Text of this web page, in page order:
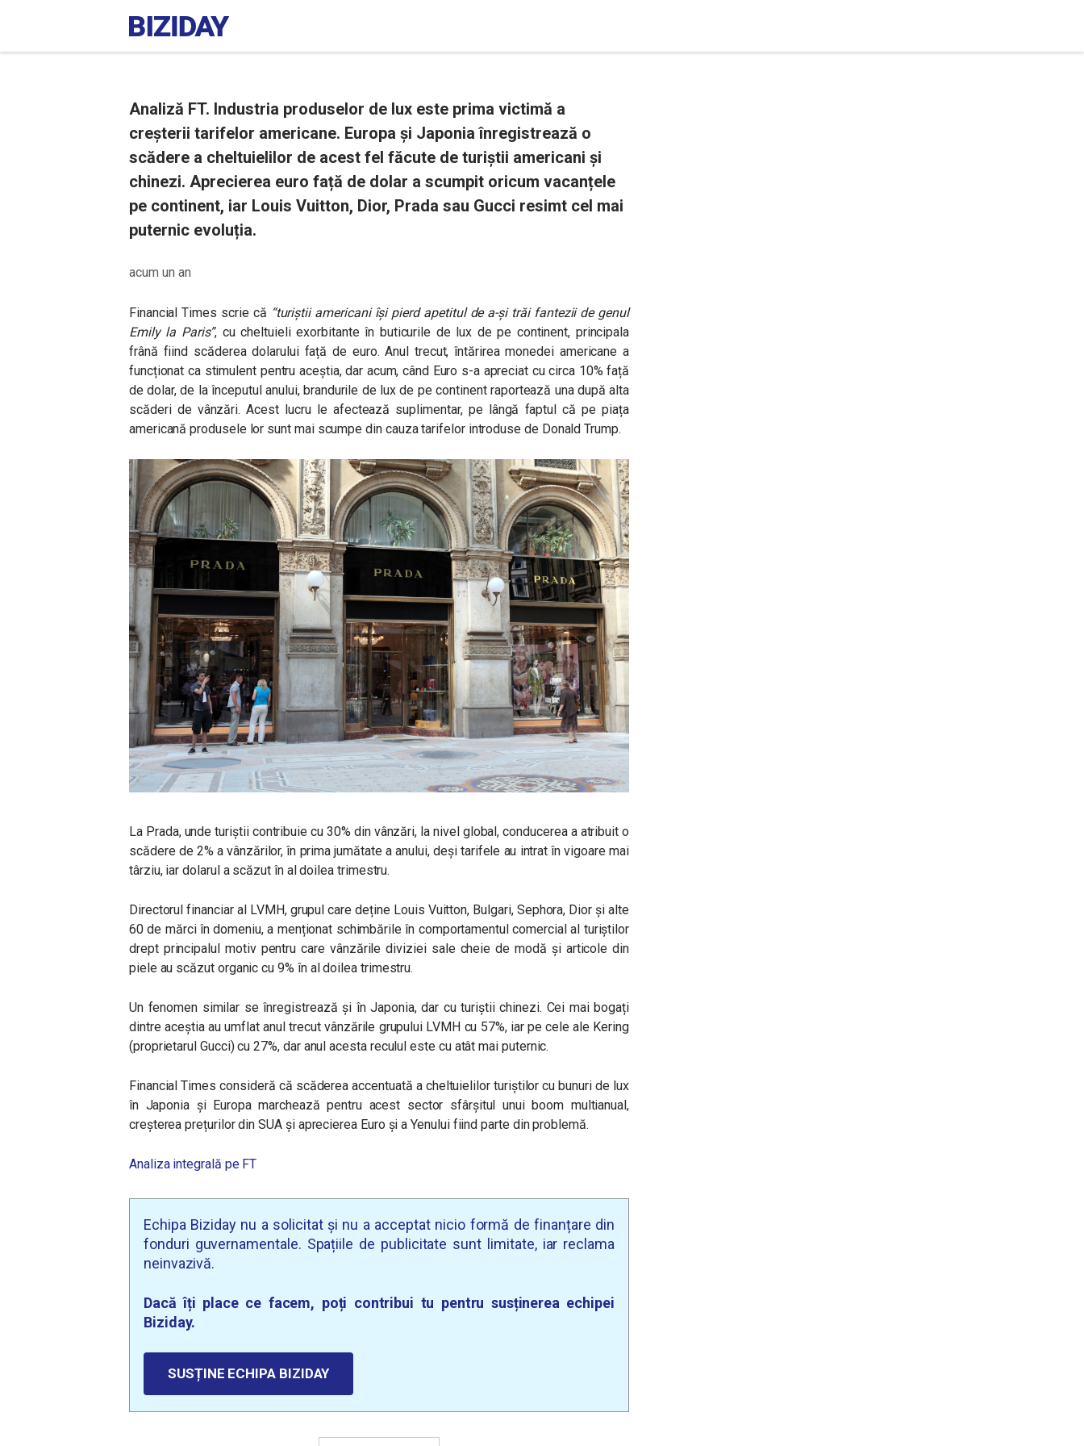
Analiză FT. Industria produselor de lux este prima victimă a
creșterii tarifelor americane. Europa și Japonia înregistrează o
scădere a cheltuielilor de acest fel făcute de turiștii americani și
chinezi. Aprecierea euro față de dolar a scumpit oricum vacanțele
pe continent, iar Louis Vuitton, Dior, Prada sau Gucci resimt cel mai
puternic evoluția.
acum un an
Financial Times scrie că “turiștii americani își pierd apetitul de a-și trăi fantezii de genul
Emily la Paris”, cu cheltuieli exorbitante în buticurile de lux de pe continent, principala
frână fiind scăderea dolarului față de euro. Anul trecut, întărirea monedei americane a
funcționat ca stimulent pentru aceștia, dar acum, când Euro s-a apreciat cu circa 10% față
de dolar, de la începutul anului, brandurile de lux de pe continent raportează una după alta
scăderi de vânzări. Acest lucru le afectează suplimentar, pe lângă faptul că pe piața
americană produsele lor sunt mai scumpe din cauza tarifelor introduse de Donald Trump.
La Prada, unde turiștii contribuie cu 30% din vânzări, la nivel global, conducerea a atribuit o
scădere de 2% a vânzărilor, în prima jumătate a anului, deși tarifele au intrat în vigoare mai
târziu, iar dolarul a scăzut în al doilea trimestru.
Directorul financiar al LVMH, grupul care deține Louis Vuitton, Bulgari, Sephora, Dior și alte
60 de mărci în domeniu, a menționat schimbările în comportamentul comercial al turiștilor
drept principalul motiv pentru care vânzările diviziei sale cheie de modă și articole din
piele au scăzut organic cu 9% în al doilea trimestru.
Un fenomen similar se înregistrează și în Japonia, dar cu turiștii chinezi. Cei mai bogați
dintre aceștia au umflat anul trecut vânzările grupului LVMH cu 57%, iar pe cele ale Kering
(proprietarul Gucci) cu 27%, dar anul acesta reculul este cu atât mai puternic.
Financial Times consideră că scăderea accentuată a cheltuielilor turiștilor cu bunuri de lux
în Japonia și Europa marchează pentru acest sector sfârșitul unui boom multianual,
creșterea prețurilor din SUA și aprecierea Euro și a Yenului fiind parte din problemă.
Analiza integrală pe FT
Echipa Biziday nu a solicitat și nu a acceptat nicio formă de finanțare din
fonduri guvernamentale. Spațiile de publicitate sunt limitate, iar reclama
neinvazivă.
Dacă îți place ce facem, poți contribui tu pentru susținerea echipei
Biziday.
SUSȚINE ECHIPA BIZIDAY